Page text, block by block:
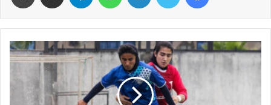
وی افزود: در اولین قدم باید به شکلی تبلیغات انجام شود تا زنان حس
تعلق خاطر به لیگ داشته باشند و پیگیر و علاقمند برای تماشا به ورزشگاه
بیایند، در این صورت نیمی از مشکلات مرتفع شده و لیگ شکل می‌گیرد.
با شکل‌گیری درست لیگ فوتبال زنان تیم ملی فوتبال زنان معنای اصیل
خود را پیدا می‌کند و باشگاههای حرفه‌ای مجاب می‌شوند در حوزه زنان